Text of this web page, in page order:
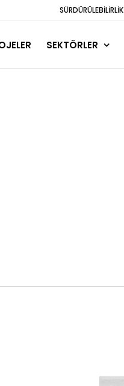
SÜRDÜRÜLEBİLİRLİK
SEKTÖRLER